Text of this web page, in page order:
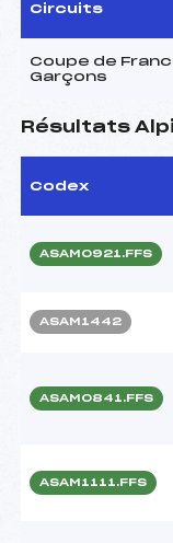
Circuits
Coupe de
Garçons
Résultats
Codex
ASAM0921.FFS
ASAM1442
ASAM0841.FFS
ASAM1111.FFS